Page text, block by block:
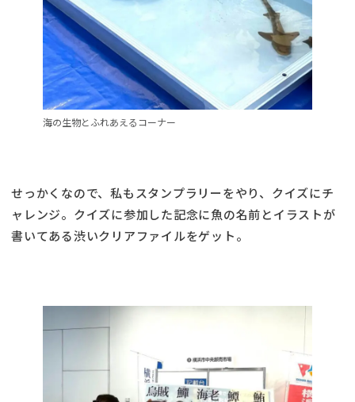
海の生物とふれあえるコーナー
せっかくなので、私もスタンプラリーをやり、クイズにチ
ャレンジ。クイズに参加した記念に魚の名前とイラストが
書いてある渋いクリアファイルをゲット。